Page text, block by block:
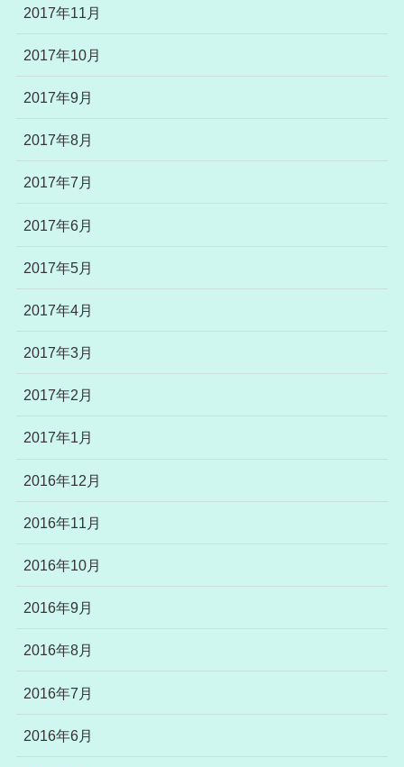
2017年11月
2017年10月
2017年9月
2017年8月
2017年7月
2017年6月
2017年5月
2017年4月
2017年3月
2017年2月
2017年1月
2016年12月
2016年11月
2016年10月
2016年9月
2016年8月
2016年7月
2016年6月